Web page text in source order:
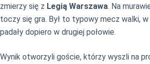
zmierzy się z Legią Warszawa. Na
toczy się gra. Był to typowy mecz walki,
padały dopiero w drugiej połowie.
Wynik otworzyli goście, którzy wyszli na